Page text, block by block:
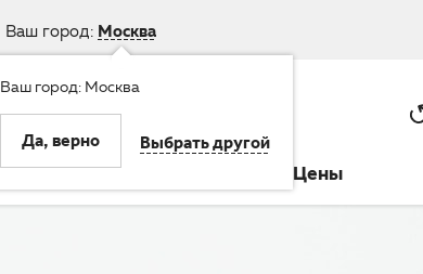
Ваш город: Москва
Ваш город: Москва
Да, верно Выбрать другой
Цены